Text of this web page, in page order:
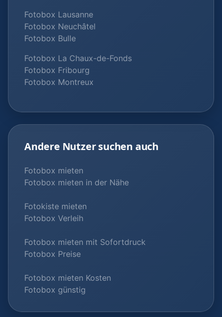
Fotobox Lausanne
Fotobox Neuchâtel
Fotobox Bulle
Fotobox La Chaux-de-Fonds
Fotobox Fribourg
Fotobox Montreux
Andere Nutzer suchen auch
Fotobox mieten
Fotobox mieten in der Nähe
Fotokiste mieten
Fotobox Verleih
Fotobox mieten mit Sofortdruck
Fotobox Preise
Fotobox mieten Kosten
Fotobox günstig